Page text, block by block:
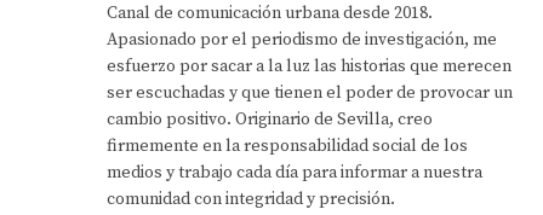
Canal de comunicación urbana desde 2018.
Apasionado por el periodismo de investigación, me
esfuerzo por sacar a la luz las historias que merecen
ser escuchadas y que tienen el poder de provocar un
cambio positivo. Originario de Sevilla, creo
firmemente en la responsabilidad social de los
medios y trabajo cada día para informar a nuestra
comunidad con integridad y precisión.